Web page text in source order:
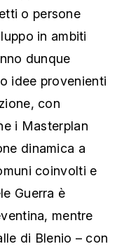
o persone
in ambiti
dunque
idee provenienti
con
i Masterplan
dinamica a
coinvolti e
Guerra è
mentre
di Blenio – con